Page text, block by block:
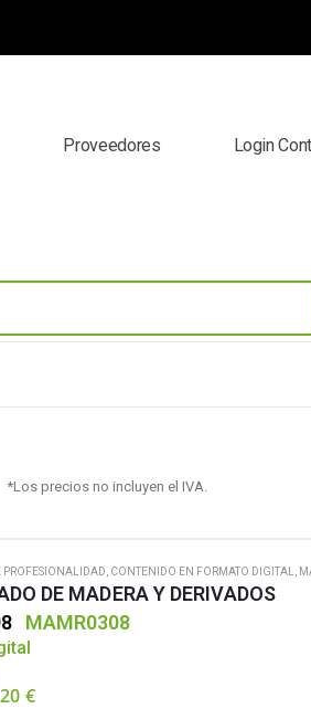
Proveedores Login
*Los precios no incluyen el IVA.
PROFESIONALIDAD, CONTENIDO EN FORMATO DIGITAL,
DE MADERA Y DERIVADOS
MAMR0308
€